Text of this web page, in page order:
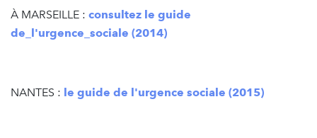
À MARSEILLE : consultez le guide
de_l'urgence_sociale (2014)
NANTES : le guide de l'urgence sociale (2015)